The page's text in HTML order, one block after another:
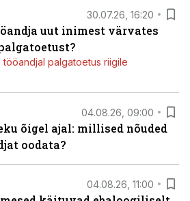
30.07.26, 16:20
uut inimest värvates
tööandjal palgatoetus riigile
04.08.26, 09:00
õigel ajal: millised nõuded
oodata?
04.08.26, 11:00